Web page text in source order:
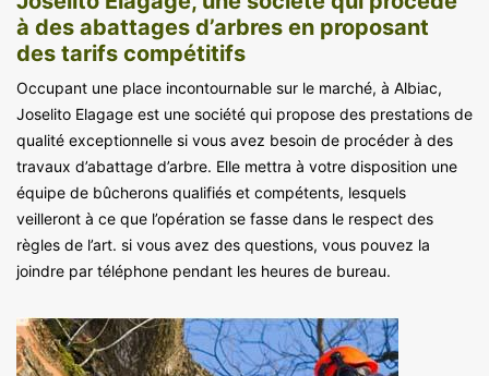
à des abattages d’arbres en proposant
des tarifs compétitifs
Occupant une place incontournable sur le marché, à Albiac,
Joselito Elagage est une société qui propose des prestations de
qualité exceptionnelle si vous avez besoin de procéder à des
travaux d’abattage d’arbre. Elle mettra à votre disposition une
équipe de bûcherons qualifiés et compétents, lesquels
veilleront à ce que l’opération se fasse dans le respect des
règles de l’art. si vous avez des questions, vous pouvez la
joindre par téléphone pendant les heures de bureau.